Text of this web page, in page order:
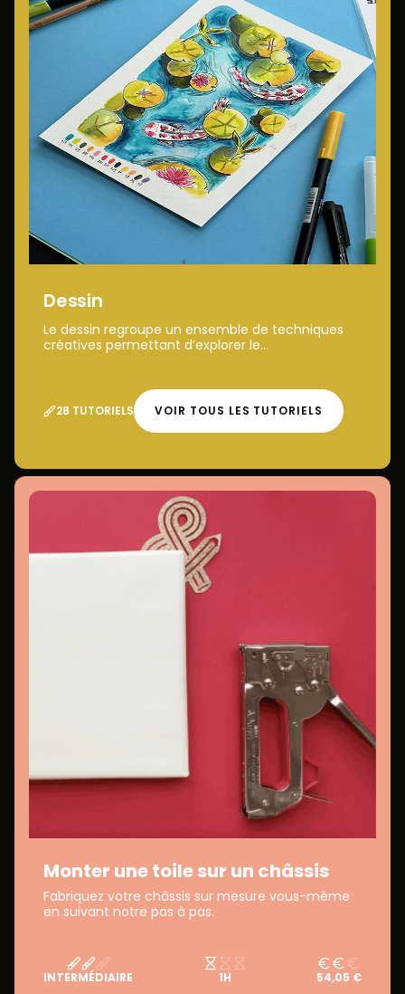
Dessin
Le dessin regroupe un ensemble de techniques
créatives permettant d’explorer le...
28 TUTORIELS VOIR TOUS LES TUTORIELS
Monter une toile sur un châssis
Fabriquez votre châssis sur mesure vous-même
en suivant notre pas à pas.
INTERMÉDIAIRE 1H 54,05 €